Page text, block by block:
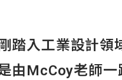
踏入工業設計領
由McCoy老師一